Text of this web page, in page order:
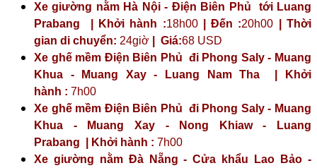
Xe giường nằm Hà Nội - Điện Biên Phủ tới Luang
Prabang | Khởi hành :18h00| Đến :20h00 | Thời
gian di chuyển: 24giờ | Giá:68 USD
Xe ghế mềm Điện Biên Phủ đi Phong Saly - Muang
Khua - Muang Xay - Luang Nam Tha | Khởi
hành : 7h00
Xe ghế mềm Điện Biên Phủ đi Phong Saly - Muang
Khua - Muang Xay - Nong Khiaw - Luang
Prabang | Khởi hành : 7h00
Xe giường nằm Đà Nẵng - Cửa khẩu Lao Bảo -